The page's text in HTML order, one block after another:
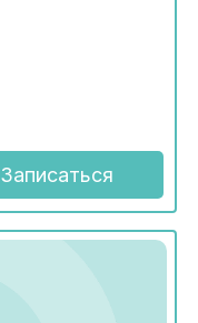
Записаться